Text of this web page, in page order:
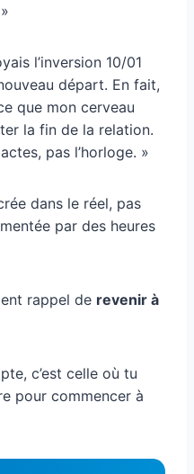
l’inversion 10/01
départ. En fait,
que mon cerveau
la fin de la relation.
pas l’horloge. »
dans le réel, pas
par des heures
rappel de revenir à
c’est celle où tu
pour commencer à